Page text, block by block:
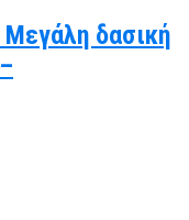
δασική